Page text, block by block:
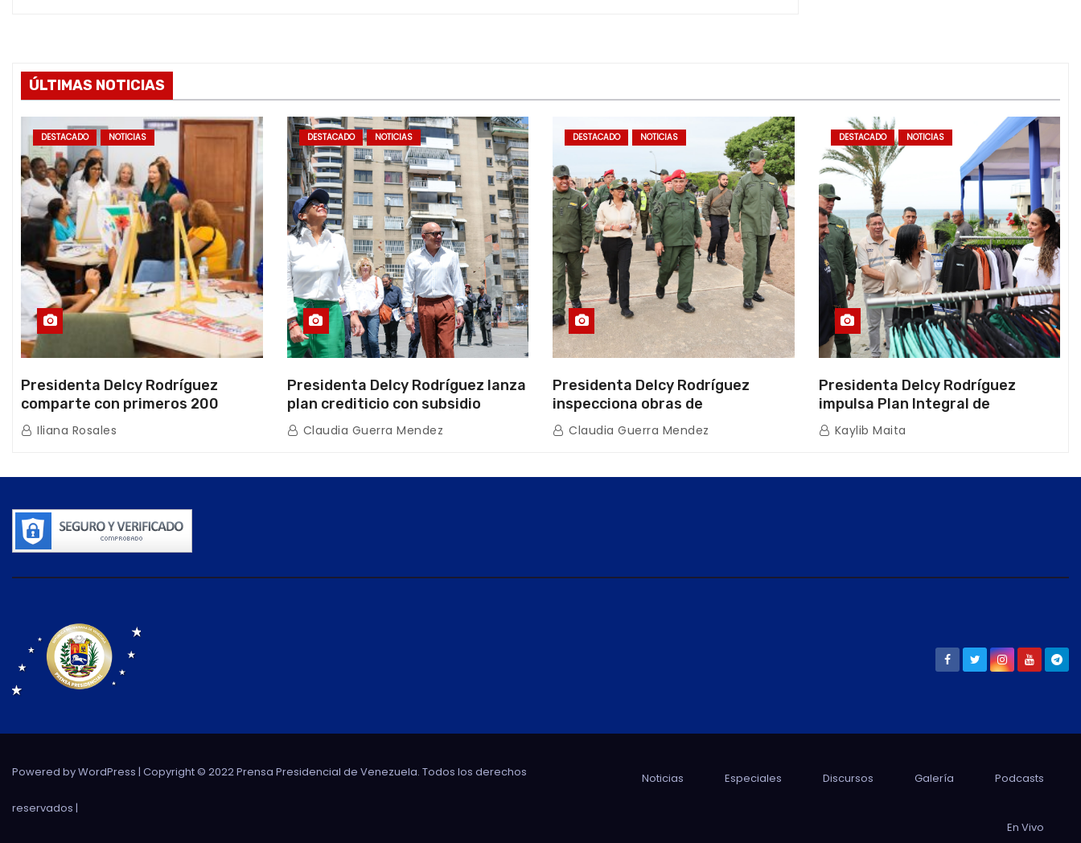
ÚLTIMAS NOTICIAS
DESTACADO NOTICIAS
Presidenta Delcy Rodríguez
comparte con primeros 200
beneficiarios de la nueva Casa de
los Abuelos “La Primavera” en
Iliana Rosales
DESTACADO NOTICIAS
Presidenta Delcy Rodríguez lanza
plan crediticio con subsidio
directo en encuentro con Juntas
de Condominio
Claudia Guerra Mendez
DESTACADO NOTICIAS
Presidenta Delcy Rodríguez
inspecciona obras de
restauración en Escuela Naval
tras afectaciones sísmicas en La
Claudia Guerra Mendez
DESTACADO NOTICIAS
Presidenta Delcy Rodríguez
impulsa Plan Integral de
Reactivación Económica en La
Guaira
Kaylib Maita
Powered by WordPress | Copyright © 2022 Prensa Presidencial de Venezuela. Todos los derechos
reservados |
Noticias Especiales Discursos Galería Podcasts
En Vivo